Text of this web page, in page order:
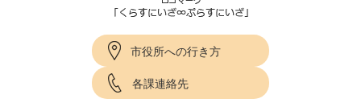
市役所への行き方
各課連絡先